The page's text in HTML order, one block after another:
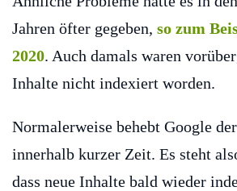
Jahren öfter gegeben, so zum
2020. Auch damals waren
Inhalte nicht indexiert worden.
Normalerweise behebt Google
innerhalb kurzer Zeit. Es steht
dass neue Inhalte bald wieder